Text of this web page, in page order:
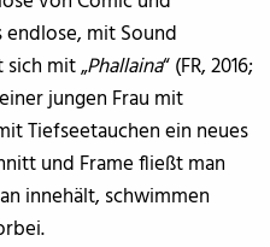
mit Sound
mit „Phallaina“ (FR, 2016;
jungen Frau mit
Tiefseetauchen ein neues
und Frame fließt man
innehält, schwimmen